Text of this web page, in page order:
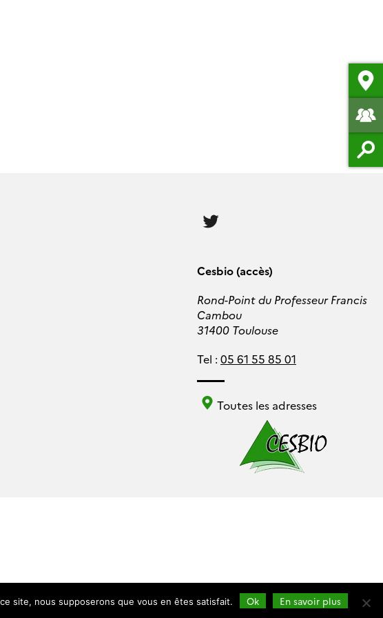
Cesbio (accès)
Rond-Point du Professeur Francis
Cambou
31400 Toulouse
Tel : 05 61 55 85 01
Toutes les adresses
site, nous supposerons que vous en êtes satisfait. Ok En savoir plus